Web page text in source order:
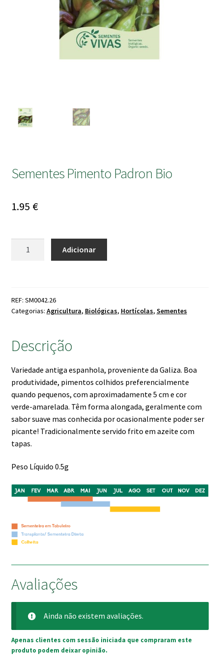
Sementes Pimento Padron Bio
1.95 €
Bio
Adicionar
REF: SM0042.26
Categorias: Agricultura, Biológicas, Hortícolas, Sementes
Descrição
Variedade antiga espanhola, proveniente da Galiza. Boa
produtividade, pimentos colhidos preferencialmente
quando pequenos, com aproximadamente 5 cm e cor
verde-amarelada. Têm forma alongada, geralmente com
sabor suave mas conhecida por ocasionalmente poder ser
picante! Tradicionalmente servido frito em azeite com
tapas.
Peso Líquido 0.5g
Avaliações
Ainda não existem avaliações.
Apenas clientes com sessão iniciada que compraram este
produto podem deixar opinião.